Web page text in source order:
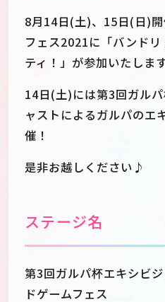
JP
8月14日(土)、15日(日)
フェス2021に「バンド
ティ！」が参加いたしま
14日(土)には第3回ガル
ャストによるガルパのエ
催！
是非お越しください♪
ステージ名
第3回ガルパ杯エキシビ
ドゲームフェス